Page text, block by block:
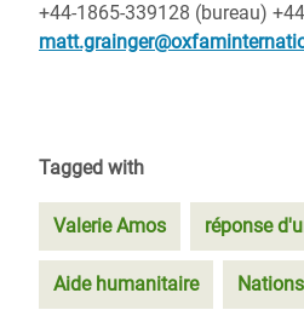
+44-1865-339128 (bureau)
Tagged with
Valerie Amos réponse
Aide humanitaire